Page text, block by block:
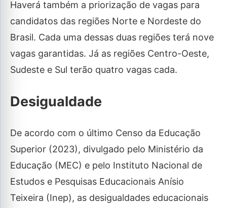
Haverá também a priorização de vagas para
candidatos das regiões Norte e Nordeste do
Brasil. Cada uma dessas duas regiões terá nove
vagas garantidas. Já as regiões Centro-Oeste,
Sudeste e Sul terão quatro vagas cada.
Desigualdade
De acordo com o último Censo da Educação
Superior (2023), divulgado pelo Ministério da
Educação (MEC) e pelo Instituto Nacional de
Estudos e Pesquisas Educacionais Anísio
Teixeira (Inep), as desigualdades educacionais